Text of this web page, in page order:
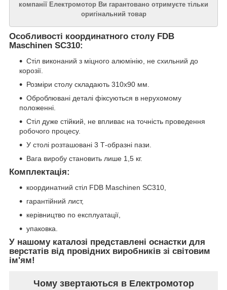
компанії Електромотор Ви гарантовано отримуєте тільки
оригінальний товар
Особливості координатного столу FDB
Maschinen SC310:
Стіл виконаний з міцного алюмінію, не схильний до
корозії.
Розміри столу складають 310x90 мм.
Оброблювані деталі фіксуються в нерухомому
положенні.
Стіл дуже стійкий, не впливає на точність проведення
робочого процесу.
У столі розташовані 3 Т-образні пази.
Вага виробу становить лише 1,5 кг.
Комплектація:
координатний стіл FDB Maschinen SC310,
гарантійний лист,
керівництво по експлуатації,
упаковка.
У нашому каталозі представлені оснастки для
верстатів від провідних виробників зі світовим
ім'ям!
Чому звертаються в Електромотор